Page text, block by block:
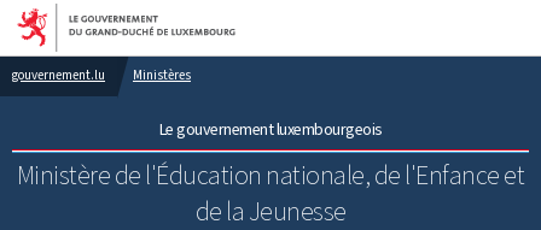
Aller au menu principal
Aller au contenu
gouvernement.lu Ministères
Le gouvernement luxembourgeois
Ministère de l'Éducation nationale, de l'Enfance et
de la Jeunesse